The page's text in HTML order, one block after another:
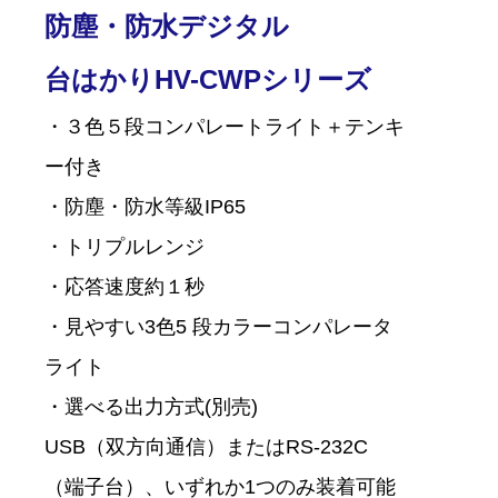
防塵・防水デジタル
台はかりHV-CWPシリーズ
・３色５段コンパレートライト＋テンキ
ー付き
・防塵・防水等級IP65
・トリプルレンジ
・応答速度約１秒
・見やすい3色5 段カラーコンパレータ
ライト
・選べる出力方式(別売)
USB（双方向通信）またはRS-232C
（端子台）、いずれか1つのみ装着可能